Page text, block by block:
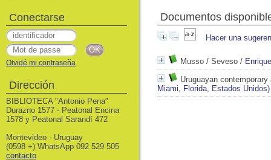
Documentos
Hacer una
Musso / Seveso /
Uruguayan contemporary
Miami, Florida, Estados Unidos)
Conectarse
Olvidé mi contraseña
Dirección
BIBLIOTECA "Antonio Pena"
Durazno 1577 - Peatonal Encina
1578 y Peatonal Sarandí 472
Montevideo - Uruguay
(0598 +) WhatsApp 092 529 505
contacto